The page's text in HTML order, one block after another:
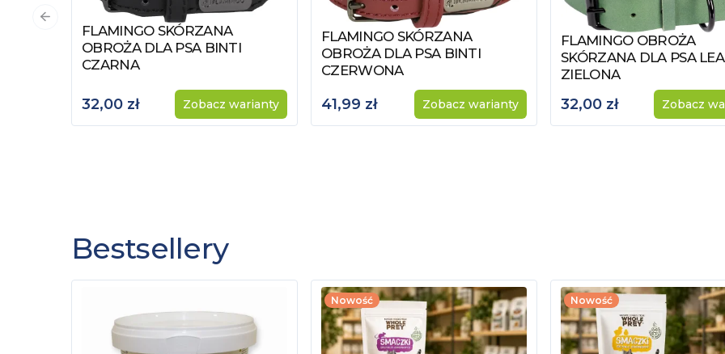
Zobacz produkt
FLAMINGO SKÓRZANA
OBROŻA DLA PSA BINTI
CZARNA
32,00 zł Zobacz warianty
Zobacz produkt
FLAMINGO SKÓRZANA
OBROŻA DLA PSA BINTI
CZERWONA
41,99 zł Zobacz warianty
Zobacz produkt
FLAMINGO OBROŻA
SKÓRZANA DLA PSA
ZIELONA
32,00 zł Zobacz
Poprzedni slajd
Bestsellery
Nowość Nowość